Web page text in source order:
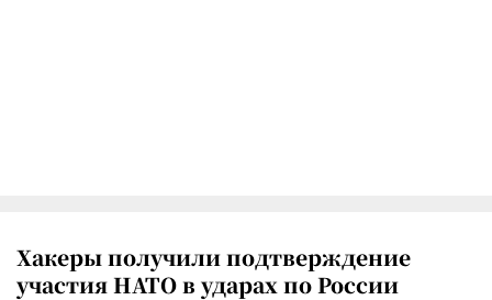
Хакеры получили подтверждение
участия НАТО в ударах по России